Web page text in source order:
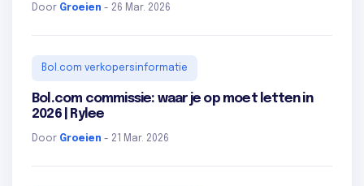
Door Groeien - 26 Mar. 2026
Bol.com verkopersinformatie
Bol.com commissie: waar je op moet letten in
2026 | Rylee
Door Groeien - 21 Mar. 2026